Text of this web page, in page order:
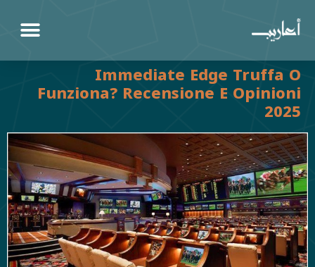
Immediate Edge Truffa O
Funziona? Recensione E Opinioni
2025